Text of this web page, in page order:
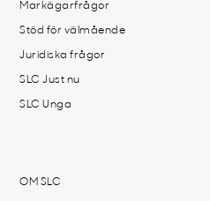
Markägarfrågor
Stöd för välmående
Juridiska frågor
SLC Just nu
SLC Unga
OM SLC